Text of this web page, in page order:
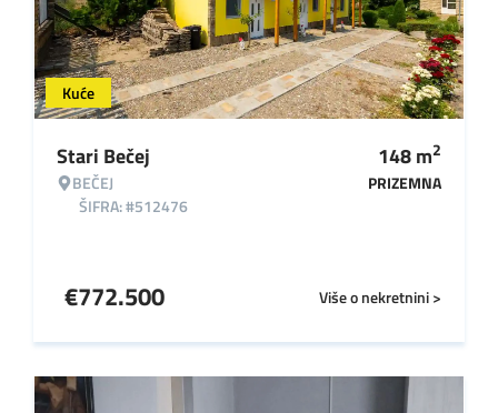
Kuće
Stari Bečej
BEČEJ
ŠIFRA: #512476
148m2
PRIZEMNA
Više o nekretnini >
€772.500